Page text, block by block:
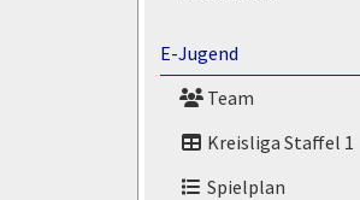
E-Jugend
Team
Kreisliga Staffel 1
Spielplan